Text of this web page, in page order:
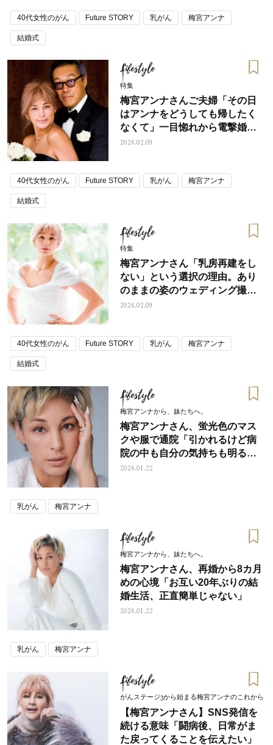
40代女性のがん Future STORY 乳がん 梅宮アンナ
結婚式
Lifestyle
特集
梅宮アンナさんご夫婦「その日
はアンナをどうしても帰したく
なくて」一目惚れから電撃婚ま
で、10日間の秘話
2026.02.09
40代女性のがん Future STORY 乳がん 梅宮アンナ
結婚式
Lifestyle
特集
梅宮アンナさん「乳房再建をし
ない」という選択の理由。あり
のままの姿のウェディング撮影
に込めた思い
2026.02.09
40代女性のがん Future STORY 乳がん 梅宮アンナ
結婚式
Lifestyle
梅宮アンナから、妹たちへ。
梅宮アンナさん、蛍光色のマス
クや服で通院「引かれるけど病
院の中も自分の気持ちも明るく
したくて」
2026.01.22
乳がん 梅宮アンナ
Lifestyle
梅宮アンナから、妹たちへ。
梅宮アンナさん、再婚から8カ月
めの心境「お互い20年ぶりの結
婚生活、正直簡単じゃない」
2026.01.22
乳がん 梅宮アンナ
Lifestyle
がんステージ3から始まる梅宮アンナのこれから
【梅宮アンナさん】SNS発信を
続ける意味「闘病後、日常がま
た戻ってくることを伝えたい」